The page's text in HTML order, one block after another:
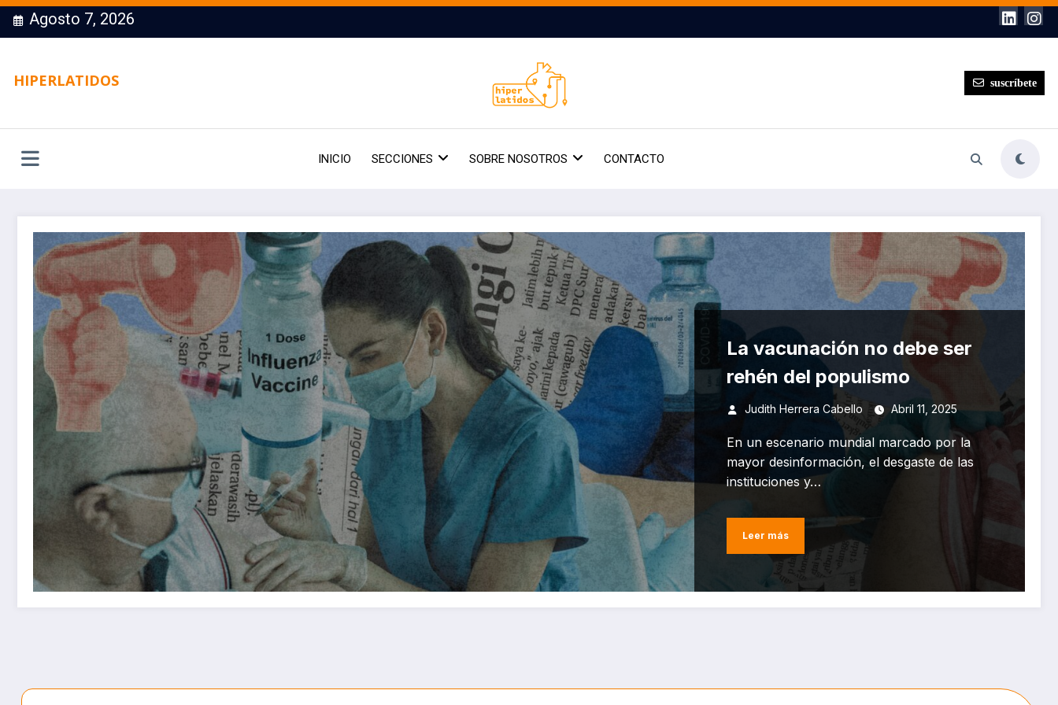
Saltar
Agosto 7, 2026
HIPERLATIDOS suscríbete
INICIO SECCIONES SOBRE NOSOTROS CONTACTO
La vacunación no debe ser
rehén del populismo
Judith Herrera Cabello Abril 11, 2025
En un escenario mundial marcado por la
mayor desinformación, el desgaste de las
instituciones y…
Leer más